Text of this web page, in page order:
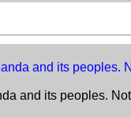
and its peoples.